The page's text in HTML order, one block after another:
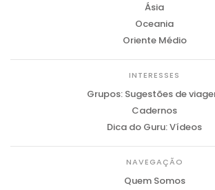
Ásia
Oceania
Oriente Médio
INTERESSES
Grupos: Sugestões de
Cadernos
Dica do Guru: Vídeos
NAVEGAÇÃO
Quem Somos